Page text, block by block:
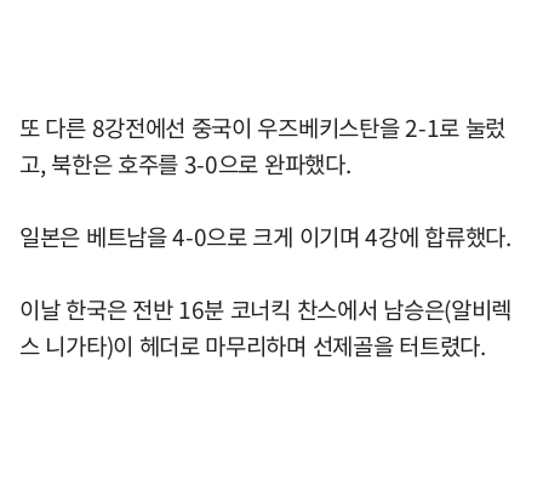
또 다른 8강전에선 중국이 우즈베키스탄을 2-1로 눌렀
고, 북한은 호주를 3-0으로 완파했다.
일본은 베트남을 4-0으로 크게 이기며 4강에 합류했다.
이날 한국은 전반 16분 코너킥 찬스에서 남승은(알비렉
스 니가타)이 헤더로 마무리하며 선제골을 터트렸다.